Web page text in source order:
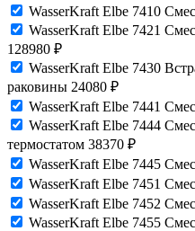
WasserKraft Elbe 7410
WasserKraft Elbe 7421
128980 ₽
WasserKraft Elbe 7430
раковины 24080 ₽
WasserKraft Elbe 7441
WasserKraft Elbe 7444
термостатом 38370 ₽
WasserKraft Elbe 7445
WasserKraft Elbe 7451
WasserKraft Elbe 7452
WasserKraft Elbe 7455